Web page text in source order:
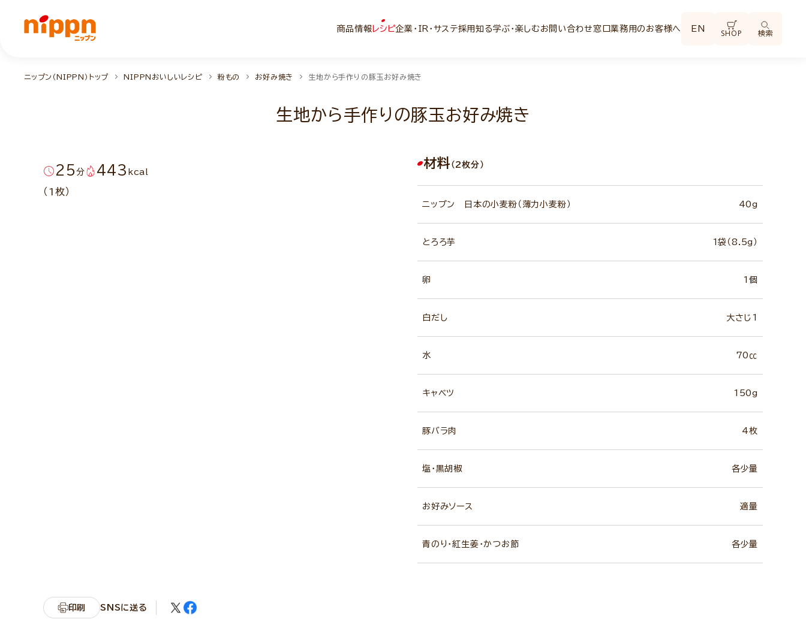
商品情報 レシピ企業・IR・サステ採用知る学ぶ・楽しむお問い合わせ窓口業務用のお客様へ EN SHOP 検索
ニップン（NIPPN）トップ NIPPNおいしいレシピ 粉もの お好み焼き 生地から手作りの豚玉お好み焼き
生地から手作りの豚玉お好み焼き
25 分 443 kcal
（1枚）
材料 （2枚分）
ニップン 日本の小麦粉（薄力小麦粉） 40g
とろろ芋 1袋（8.5g）
卵 1個
白だし 大さじ1
水 70㏄
キャベツ 150g
豚バラ肉 4枚
塩・黒胡椒 各少量
お好みソース 適量
青のり・紅生姜・かつお節 各少量
印刷 SNSに送る